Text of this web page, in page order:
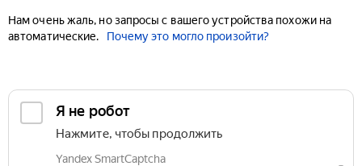
Нам очень жаль, но запросы с вашего устройства похожи на
автоматические.
Почему это могло произойти?